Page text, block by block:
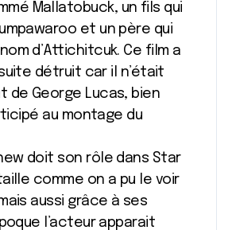
Mallatobuck, un fils qui
et un père qui
d’Attichitcuk. Ce film a
détruit car il n’était
de George Lucas, bien
au montage du
doit son rôle dans Star
comme on a pu le voir
aussi grâce à ses
l’acteur apparait